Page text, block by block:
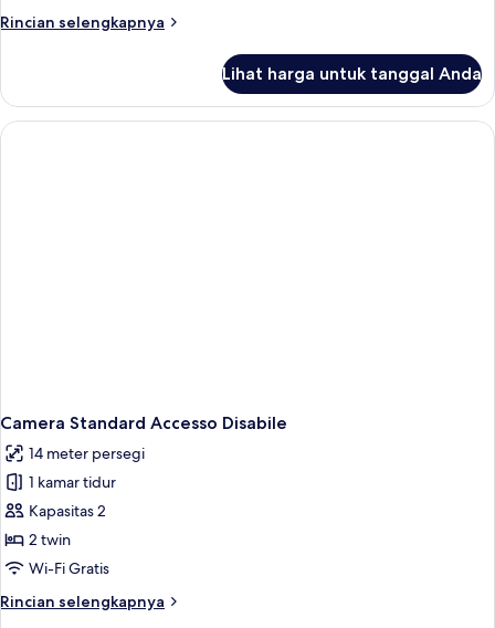
Rincian selengkapnya
Rincian
Kamar
Single
Superior
Lihat harga untuk tanggal Anda
Camera Standard Accesso Disabile
14 meter persegi
1 kamar tidur
Kapasitas 2
2 twin
Wi-Fi Gratis
Rincian selengkapnya
Rincian